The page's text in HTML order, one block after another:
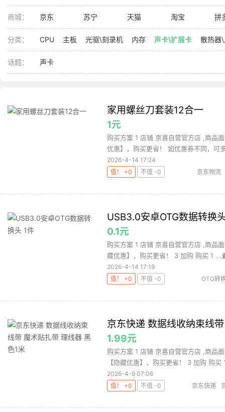
商城： 京东 苏宁 天猫 淘宝 拼
分类： CPU 主板 光驱\刻录机 内存 声卡\扩展卡 散热器
话题： 声卡
家用螺丝刀套装12合一
1元
购买方案 1 店铺 京喜自营官方店 ,商品
优惠】，购买更省！ 如优惠券不同，可
2026-4-14 17:24
值！ +0
不值 -0 京东物流
USB3.0安卓OTG数据转换
0.1元
购买方案 1 店铺 京喜自营官方店 ,商品
藏优惠】，购买更省！ 3 加购 购买 1 ...
2026-4-14 17:19
值！ +0
不值 -0
OTG转
京东快递 数据线收纳束线
1.99元
购买方案 1 店铺 京喜自营官方店 ,商品
【隐藏优惠】，购买更省！ 3 加购 购买
2026-4-9 07:06
值！ +0
不值 -0 京东快递